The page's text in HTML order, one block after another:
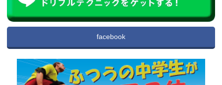
facebook